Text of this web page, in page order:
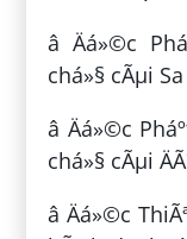
â Äá»©c
chá»§ cÃµi
â Äá»©c
chá»§ cÃµi
â Äá»©c